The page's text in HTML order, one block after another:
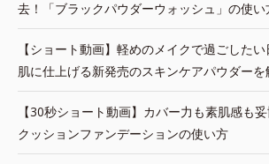
去！「ブラックパウダーウォッシュ」の使い
【ショート動画】軽めのメイクで過ごした
肌に仕上げる新発売のスキンケアパウダーを
【30秒ショート動画】カバー力も素肌感も
クッションファンデーションの使い方